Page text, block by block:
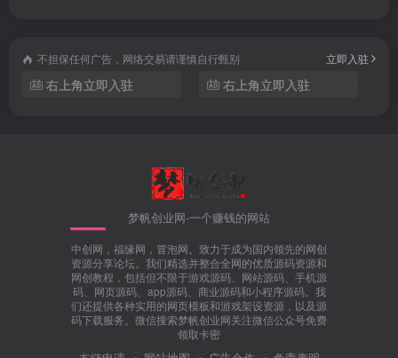
不担保任何广告，网络交易请谨慎自行甄别 立即入驻
右上角立即入驻 右上角立即入驻
梦帆创业网-一个赚钱的网站
中创网，福缘网，冒泡网。致力于成为国内领先的网创
资源分享论坛。我们精选并整合全网的优质源码资源和
网创教程，包括但不限于游戏源码、网站源码、手机源
码、网页源码、app源码、商业源码和小程序源码。我
们还提供各种实用的网页模板和游戏架设资源，以及源
码下载服务。微信搜索梦帆创业网关注微信公众号免费
领取卡密